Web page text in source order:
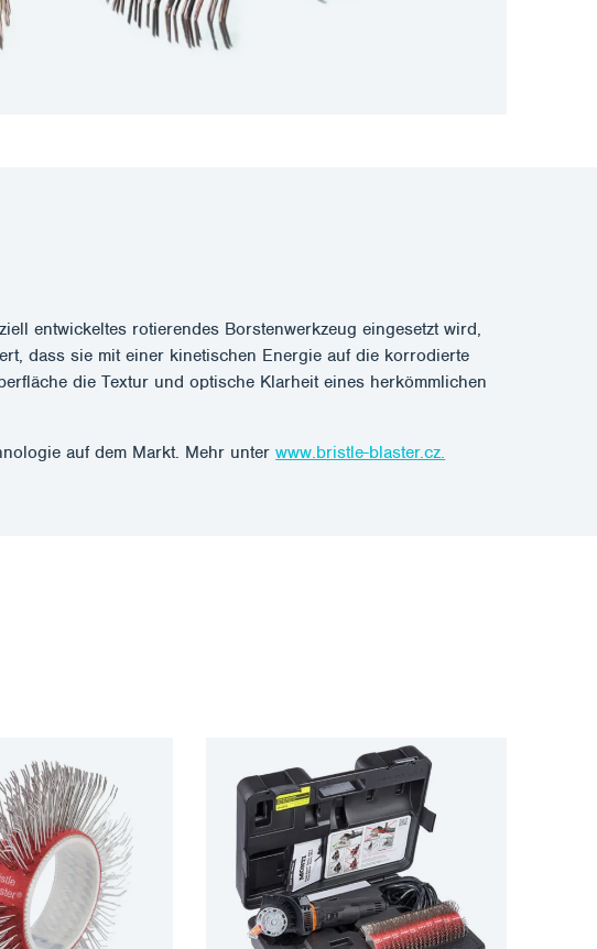
entwickeltes rotierendes Borstenwerkzeug eingesetzt wird,
dass sie mit einer kinetischen Energie auf die korrodierte
die Textur und optische Klarheit eines herkömmlichen
auf dem Markt. Mehr unterwww.bristle-blaster.cz.